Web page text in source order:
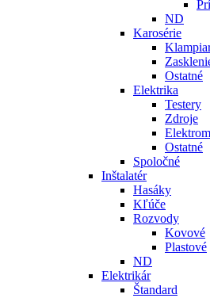
ND
Karosérie
Ostatné
Elektrika
Testery
Zdroje
Ostatné
Spoločné
Inštalatér
Hasáky
Kľúče
Rozvody
Kovové
Plastové
ND
Elektrikár
Štandard